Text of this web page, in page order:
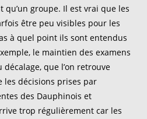
groupe. Il est vrai que les
être peu visibles pour les
à quel point ils sont entendus
le maintien des examens
que l’on retrouve
les décisions prises par
des Dauphinois et
trop régulièrement car les